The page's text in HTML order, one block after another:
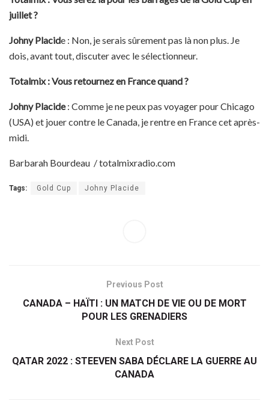
juillet ?
Johny Placide : Non, je serais sûrement pas là non plus. Je
dois, avant tout, discuter avec le sélectionneur.
Totalmix : Vous retournez en France quand ?
Johny Placide: Comme je ne peux pas voyager pour Chicago
(USA) et jouer contre le Canada, je rentre en France cet après-
midi.
Barbarah Bourdeau / totalmixradio.com
Tags: Gold Cup Johny Placide
Previous Post
CANADA – HAÏTI : UN MATCH DE VIE OU DE MORT
POUR LES GRENADIERS
Next Post
QATAR 2022 : STEEVEN SABA DÉCLARE LA GUERRE AU
CANADA